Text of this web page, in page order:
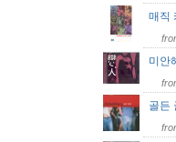
매직
미안
골